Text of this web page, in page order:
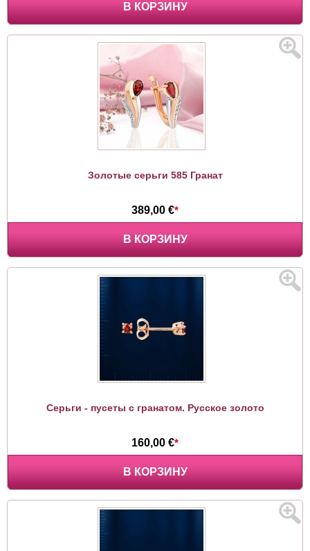
В КОРЗИНУ
Золотые серьги 585 Гранат
389,00 €*
В КОРЗИНУ
Серьги - пусеты с гранатом. Русское золото
160,00 €*
В КОРЗИНУ